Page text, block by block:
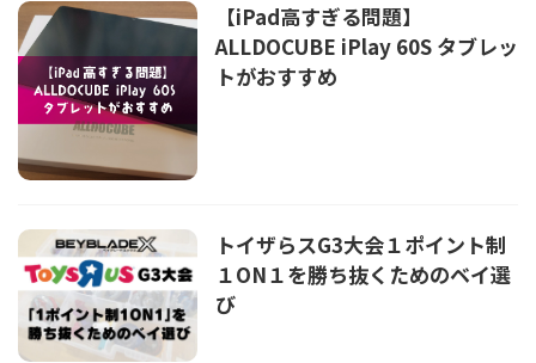
【iPad高すぎる問題】
ALLDOCUBE iPlay 60S タブレッ
トがおすすめ
トイザらスG3大会１ポイント制
１ON１を勝ち抜くためのベイ選
び